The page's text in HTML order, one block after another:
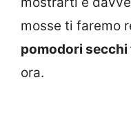
mosse ti faremo
pomodori
ora.